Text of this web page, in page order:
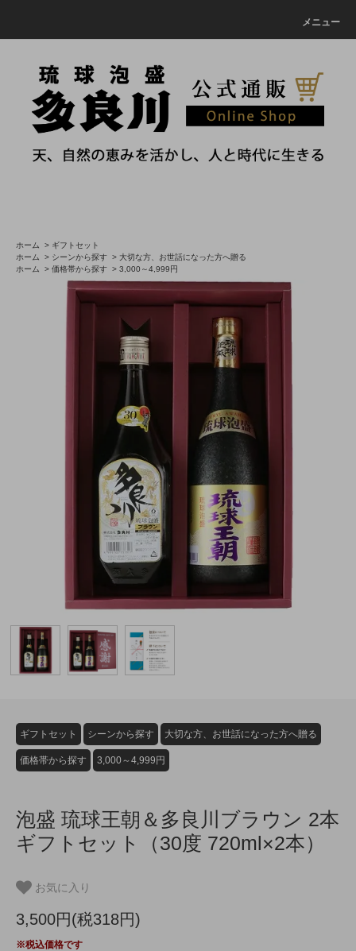
メニュー
ホーム > ギフトセット
ホーム
> シーンから探す > 大切な方、お世話になった方へ贈る
ホーム
> 価格帯から探す > 3,000～4,999円
ギフトセット シーンから探す 大切な方、お世話になった方へ贈る
価格帯から探す 3,000～4,999円
泡盛 琉球王朝＆多良川ブラウン 2本
ギフトセット（30度 720ml×2本）
お気に入り
3,500円(税318円)
※税込価格です